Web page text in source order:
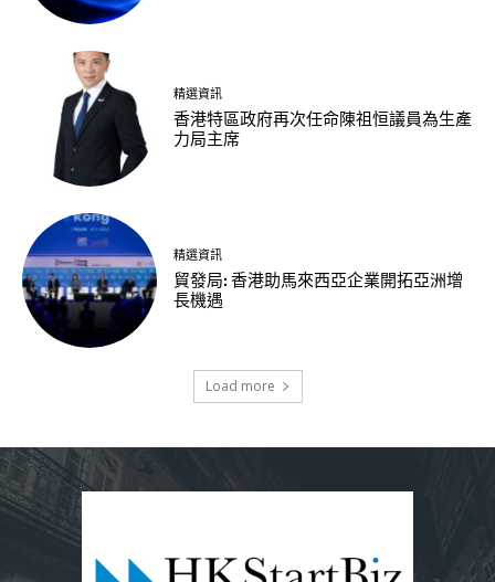
精選資訊
香港特區政府再次任命陳祖恒議員為生產
力局主席
精選資訊
貿發局: 香港助馬來西亞企業開拓亞洲增
長機遇
Load more